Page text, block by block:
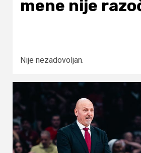
mene nije
Nije nezadovoljan.